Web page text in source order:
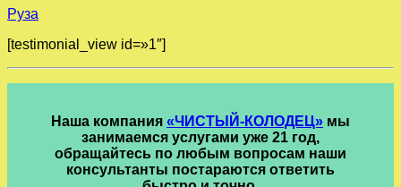
Руза
[testimonial_view id=»1″]
Наша компания «ЧИСТЫЙ-КОЛОДЕЦ» мы
занимаемся услугами уже 21 год,
обращайтесь по любым вопросам наши
консультанты постараются ответить